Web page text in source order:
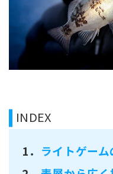
INDEX
1． ライトゲー